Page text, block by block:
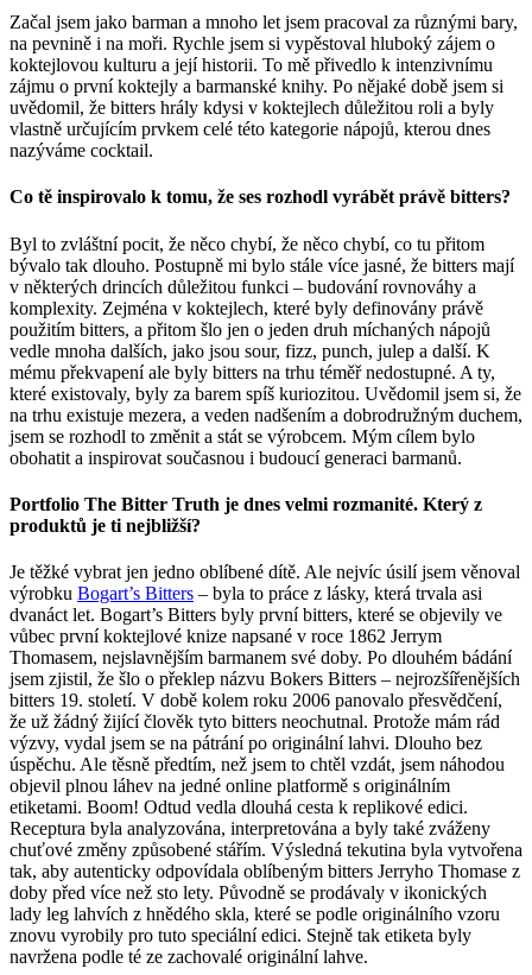
Začal jsem jako barman a mnoho let jsem pracoval za různými bary,
na pevnině i na moři. Rychle jsem si vypěstoval hluboký zájem o
koktejlovou kulturu a její historii. To mě přivedlo k intenzivnímu
zájmu o první koktejly a barmanské knihy. Po nějaké době jsem si
uvědomil, že bitters hrály kdysi v koktejlech důležitou roli a byly
vlastně určujícím prvkem celé této kategorie nápojů, kterou dnes
nazýváme cocktail.
Co tě inspirovalo k tomu, že ses rozhodl vyrábět právě bitters?
Byl to zvláštní pocit, že něco chybí, že něco chybí, co tu přitom
bývalo tak dlouho. Postupně mi bylo stále více jasné, že bitters mají
v některých drincích důležitou funkci – budování rovnováhy a
komplexity. Zejména v koktejlech, které byly definovány právě
použitím bitters, a přitom šlo jen o jeden druh míchaných nápojů
vedle mnoha dalších, jako jsou sour, fizz, punch, julep a další. K
mému překvapení ale byly bitters na trhu téměř nedostupné. A ty,
které existovaly, byly za barem spíš kuriozitou. Uvědomil jsem si, že
na trhu existuje mezera, a veden nadšením a dobrodružným duchem,
jsem se rozhodl to změnit a stát se výrobcem. Mým cílem bylo
obohatit a inspirovat současnou i budoucí generaci barmanů.
Portfolio The Bitter Truth je dnes velmi rozmanité. Který z
produktů je ti nejbližší?
Je těžké vybrat jen jedno oblíbené dítě. Ale nejvíc úsilí jsem věnoval
výrobku Bogart’s Bitters – byla to práce z lásky, která trvala asi
dvanáct let. Bogart’s Bitters byly první bitters, které se objevily ve
vůbec první koktejlové knize napsané v roce 1862 Jerrym
Thomasem, nejslavnějším barmanem své doby. Po dlouhém bádání
jsem zjistil, že šlo o překlep názvu Bokers Bitters – nejrozšířenějších
bitters 19. století. V době kolem roku 2006 panovalo přesvědčení,
že už žádný žijící člověk tyto bitters neochutnal. Protože mám rád
výzvy, vydal jsem se na pátrání po originální lahvi. Dlouho bez
úspěchu. Ale těsně předtím, než jsem to chtěl vzdát, jsem náhodou
objevil plnou láhev na jedné online platformě s originálním
etiketami. Boom! Odtud vedla dlouhá cesta k replikové edici.
Receptura byla analyzována, interpretována a byly také zváženy
chuťové změny způsobené stářím. Výsledná tekutina byla vytvořena
tak, aby autenticky odpovídala oblíbeným bitters Jerryho Thomase z
doby před více než sto lety. Původně se prodávaly v ikonických
lady leg lahvích z hnědého skla, které se podle originálního vzoru
znovu vyrobily pro tuto speciální edici. Stejně tak etiketa byly
navržena podle té ze zachovalé originální lahve.